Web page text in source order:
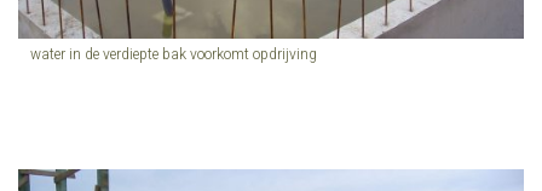
water in de verdiepte bak voorkomt opdrijving